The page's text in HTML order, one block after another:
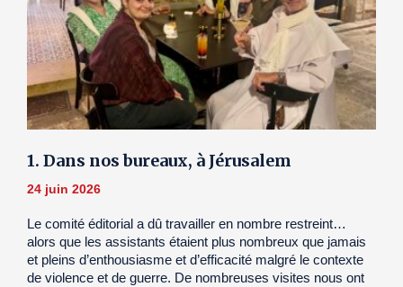
1. Dans nos bureaux, à Jérusalem
24 juin 2026
Le comité éditorial a dû travailler en nombre restreint…
alors que les assistants étaient plus nombreux que jamais
et pleins d’enthousiasme et d’efficacité malgré le contexte
de violence et de guerre. De nombreuses visites nous ont